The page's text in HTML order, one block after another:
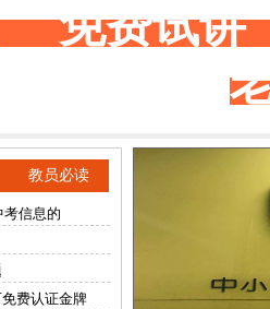
免费试讲
教员必读
考信息的
费认证金牌